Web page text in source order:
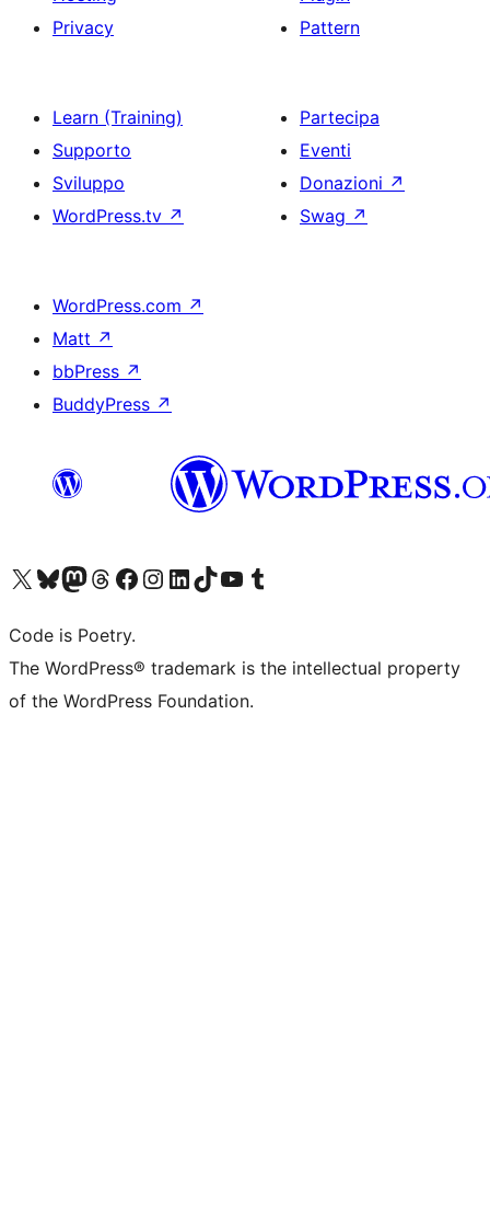
Privacy
Pattern
Learn (Training)
Supporto
Sviluppo
WordPress.tv ↗
Partecipa
Eventi
Donazioni ↗
Swag ↗
WordPress.com ↗
Matt ↗
bbPress ↗
BuddyPress ↗
Visita il nostro account X (ex Twitter)
Visita il nostro account Bluesky
Visita il nostro account Mastodon
Visita il nostro account Threads
Visita la nostra pagina Facebook
Visita il nostro account Instagram
Visita il nostro account LinkedIn
Visita il nostro account TikTok
Visita il nostro canale YouTube
Visita il nostro account Tumblr
Code is Poetry.
The WordPress® trademark is the intellectual property
of the WordPress Foundation.